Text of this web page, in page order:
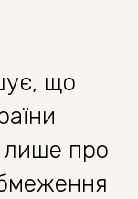
що
лише про